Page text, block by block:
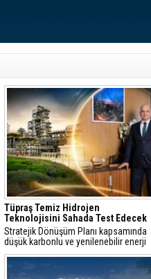
Tüpraş Temiz Hidrojen
Teknolojisini Sahada Test Edecek
Stratejik Dönüşüm Planı kapsamında
düşük karbonlu ve yenilenebilir enerji
çözümlerine odaklanan Tüpraş, temiz
hidrojen teknolojileri alanında yenilikçi
projelere öncülük ediyor.